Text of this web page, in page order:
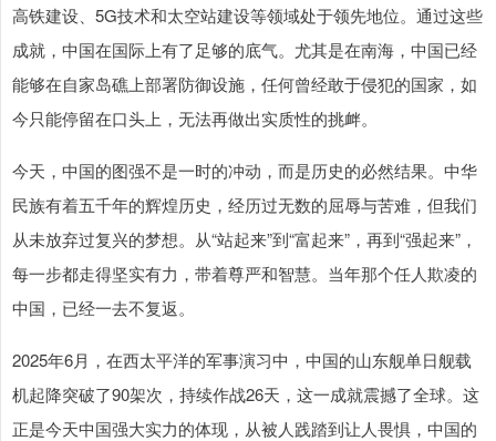
高铁建设、5G技术和太空站建设等领域处于领先地位。通过这些
成就，中国在国际上有了足够的底气。尤其是在南海，中国已经
能够在自家岛礁上部署防御设施，任何曾经敢于侵犯的国家，如
今只能停留在口头上，无法再做出实质性的挑衅。
今天，中国的图强不是一时的冲动，而是历史的必然结果。中华
民族有着五千年的辉煌历史，经历过无数的屈辱与苦难，但我们
从未放弃过复兴的梦想。从“站起来”到“富起来”，再到“强起来”，
每一步都走得坚实有力，带着尊严和智慧。当年那个任人欺凌的
中国，已经一去不复返。
2025年6月，在西太平洋的军事演习中，中国的山东舰单日舰载
机起降突破了90架次，持续作战26天，这一成就震撼了全球。这
正是今天中国强大实力的体现，从被人践踏到让人畏惧，中国的